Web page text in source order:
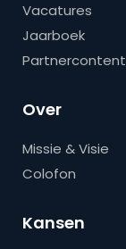
Vacatures
Jaarboek
Partnercontent
Over
Missie & Visie
Colofon
Kansen